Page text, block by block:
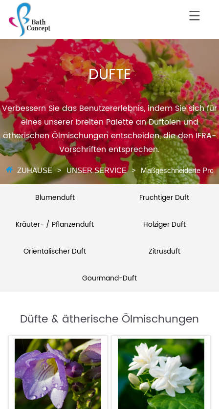
DUFTE
Verbessern Sie das Benutzererlebnis, indem Sie sich für
eines unserer breiten Palette an Duftölen und
ätherischen Ölmischungen entscheiden, die den IFRA-
Vorschriften entsprechen.
ZUHAUSE > UNSER SERVICE > Maßgeschneiderte
Blumenduft Fruchtiger Duft
Kräuter- / Pflanzenduft Holziger Duft
Orientalischer Duft Zitrusduft
Gourmand-Duft
Düfte & ätherische Ölmischungen